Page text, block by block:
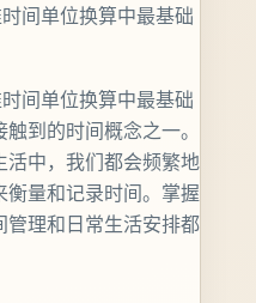
间单位换算中最基础
间单位换算中最基础
到的时间概念之一。
中，我们都会频繁地
量和记录时间。掌握
管理和日常生活安排都